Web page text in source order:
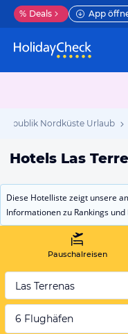
% Deals App
Nordküste Urlaub
Hotels Las
Diese Hotelliste zeigt unsere
Informationen zu Rankings
Pauschalreisen
Las Terrenas
6 Flughäfen